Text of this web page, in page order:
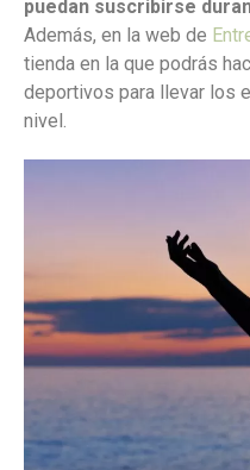
puedan suscribirse
Además, en la web de
tienda en la que podrás
deportivos para llevar los
nivel.